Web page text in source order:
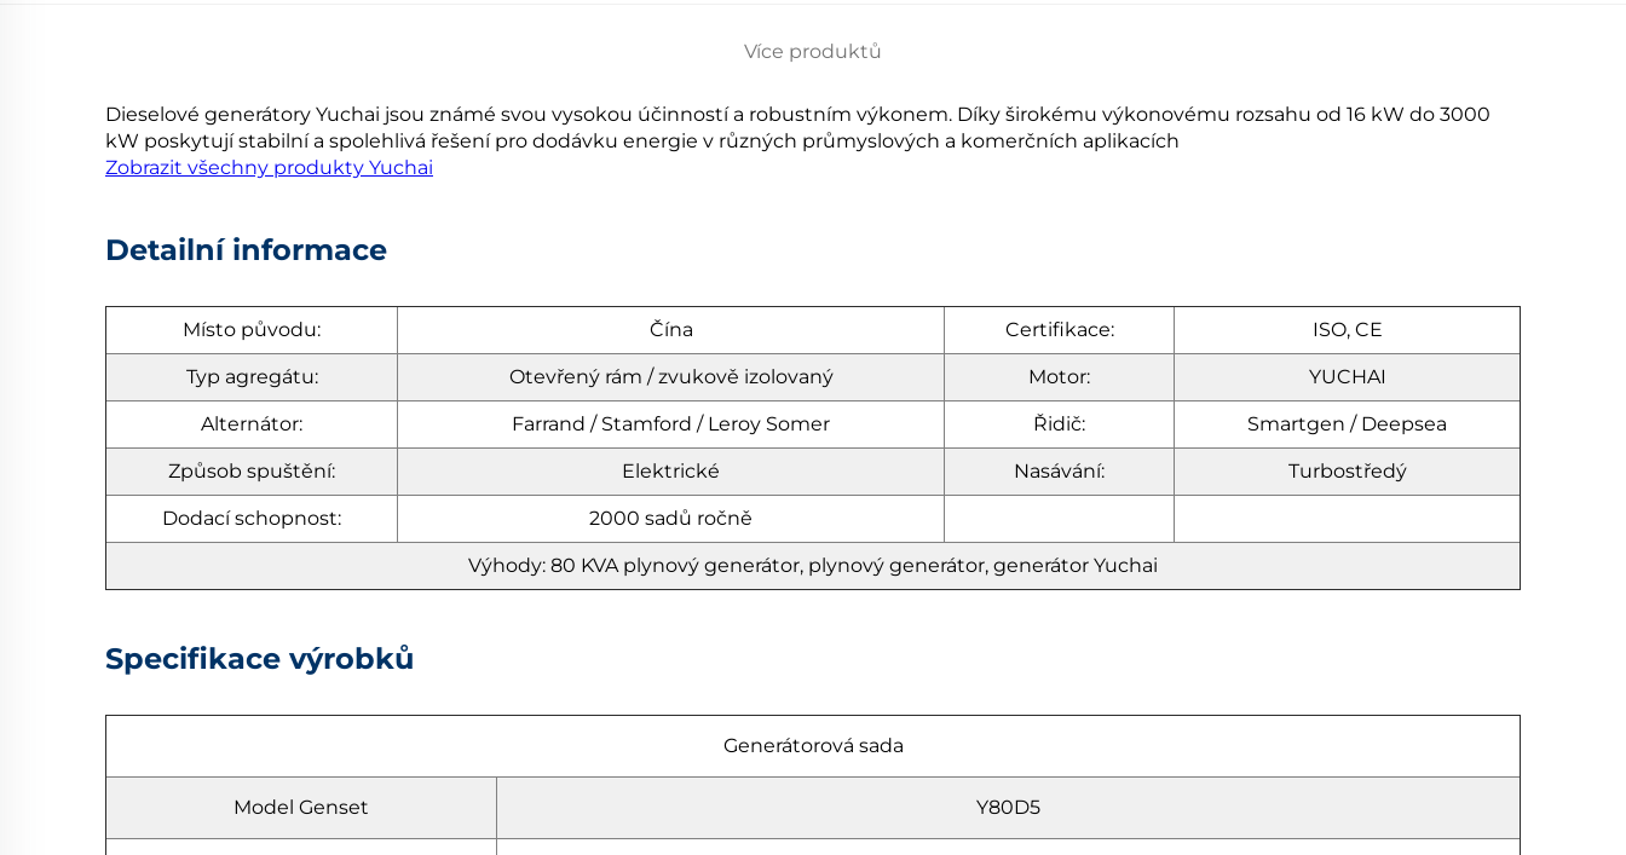
Více produktů
Dieselové generátory Yuchai jsou známé svou vysokou účinností a robustním výkonem. Díky širokému výkonovému rozsahu od 16 kW do 3000
kW poskytují stabilní a spolehlivá řešení pro dodávku energie v různých průmyslových a komerčních aplikacích
Zobrazit všechny produkty Yuchai
Detailní informace
Místo původu: Čína Certifikace: ISO, CE
Typ agregátu: Otevřený rám / zvukově izolovaný Motor: YUCHAI
Alternátor: Farrand / Stamford / Leroy Somer Řidič: Smartgen / Deepsea
Způsob spuštění: Elektrické Nasávání: Turbostředý
Dodací schopnost: 2000 sadů ročně
Výhody: 80 KVA plynový generátor, plynový generátor, generátor Yuchai
Specifikace výrobků
Generátorová sada
Model Genset Y80D5